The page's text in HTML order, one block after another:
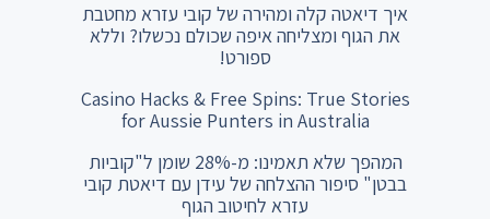
איך דיאטה קלה ומהירה של קובי עזרא מחטבת
את הגוף ומצליחה איפה שכולם נכשלו? וללא
ספורט!
Casino Hacks & Free Spins: True Stories
for Aussie Punters in Australia
המהפך שלא תאמינו: מ-28% שומן ל"קוביות
בבטן" סיפור ההצלחה של עידן עם דיאטת קובי
עזרא לחיטוב הגוף